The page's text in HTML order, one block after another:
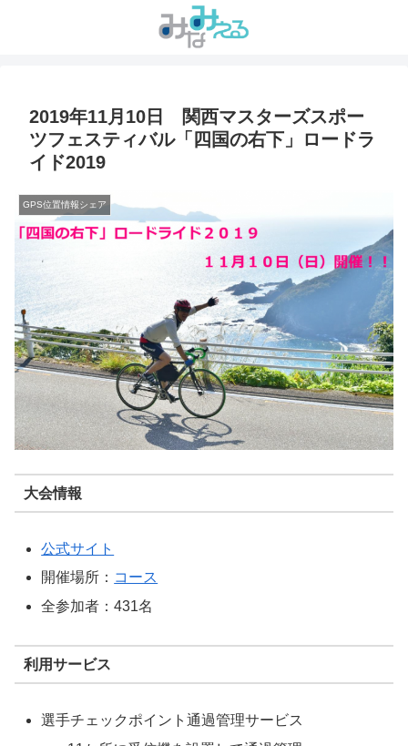
2019年11月10日 関西マスターズスポー
ツフェスティバル「四国の右下」ロードラ
イド2019
GPS位置情報シェア
大会情報
公式サイト
開催場所： コース
全参加者：431名
利用サービス
選手チェックポイント通過管理サービス